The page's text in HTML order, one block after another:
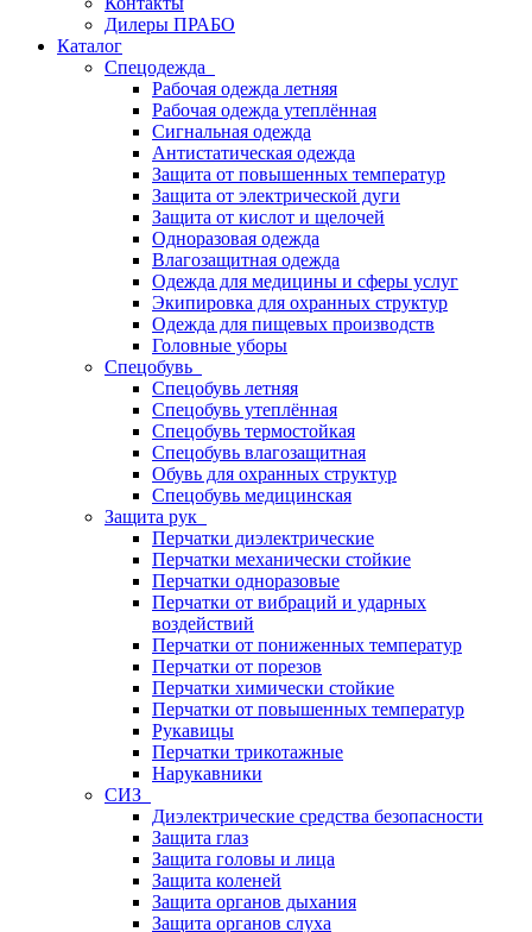
Дилеры ПРАБО
Каталог
Спецодежда
Рабочая одежда летняя
Рабочая одежда утеплённая
Сигнальная одежда
Антистатическая одежда
Защита от повышенных температур
Защита от электрической дуги
Защита от кислот и щелочей
Одноразовая одежда
Влагозащитная одежда
Одежда для медицины и сферы услуг
Экипировка для охранных структур
Одежда для пищевых производств
Головные уборы
Спецобувь
Спецобувь летняя
Спецобувь утеплённая
Спецобувь термостойкая
Спецобувь влагозащитная
Обувь для охранных структур
Спецобувь медицинская
Защита рук
Перчатки диэлектрические
Перчатки механически стойкие
Перчатки одноразовые
Перчатки от вибраций и ударных
воздействий
Перчатки от пониженных температур
Перчатки от порезов
Перчатки химически стойкие
Перчатки от повышенных температур
Рукавицы
Перчатки трикотажные
Нарукавники
СИЗ
Диэлектрические средства безопасности
Защита глаз
Защита головы и лица
Защита коленей
Защита органов дыхания
Защита органов слуха